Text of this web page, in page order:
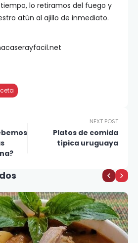
lo retiramos del fuego y
atún al ajillo de inmediato.
NEXT POST
Platos de comida
típica uruguaya